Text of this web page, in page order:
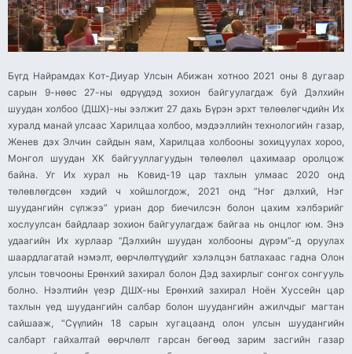
Бүгд Найрамдах Кот-Диуар Улсын Абижан хотноо 2021 оны 8 дугаар
сарын 9-нөөс 27-ны өдрүүдэд зохион байгуулагдаж буй Дэлхийн
шуудан холбоо (ДШХ)-ны ээлжит 27 дахь Бүрэн эрхт төлөөлөгчдийн Их
хуралд манай улсаас Харилцаа холбоо, мэдээллийн технологийн газар,
Женев дэх Элчин сайдын яам, Харилцаа холбооны зохицуулах хороо,
Монгол шуудан ХК байгууллагуудын төлөөлөл цахимаар оролцож
байна. Уг Их хурал нь Ковид-19 цар тахлын улмаас 2020 онд
төлөвлөгдсөн хэдий ч хойшлогдож, 2021 онд “Нэг дэлхий, Нэг
шуудангийн сүлжээ” уриан дор биечилсэн болон цахим хэлбэрийг
хослуулсан байдлаар зохион байгуулагдаж байгаа нь онцлог юм. Энэ
удаагийн Их хурлаар “Дэлхийн шуудан холбооны дүрэм”-д оруулах
шаардлагатай нэмэлт, өөрчлөлтүүдийг хэлэлцэн батлахаас гадна Олон
улсын товчооны Ерөнхий захирал болон Дэд захирлыг сонгох сонгууль
болно. Нээлтийн үеэр ДШХ-ны Ерөнхий захирал Ноён Хуссейн цар
тахлын үед шуудангийн салбар болон шуудангийн ажилчдыг магтан
сайшааж, “Сүүлийн 18 сарын хугацаанд олон улсын шуудангийн
салбарт гайхалтай өөрчлөлт гарсан бөгөөд зарим засгийн газар